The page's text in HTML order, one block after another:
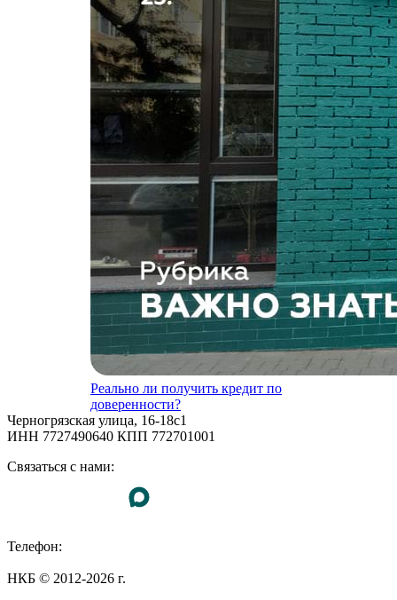
Реально ли получить кредит по
доверенности?
Черногрязская улица, 16-18с1
ИНН 7727490640 КПП 772701001
Связаться с нами:
Телефон:
НКБ © 2012-2026 г.